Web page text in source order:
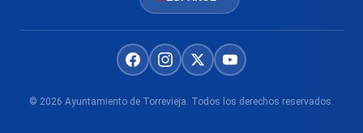
© 2026 Ayuntamiento de Torrevieja. Todos los derechos reservados.